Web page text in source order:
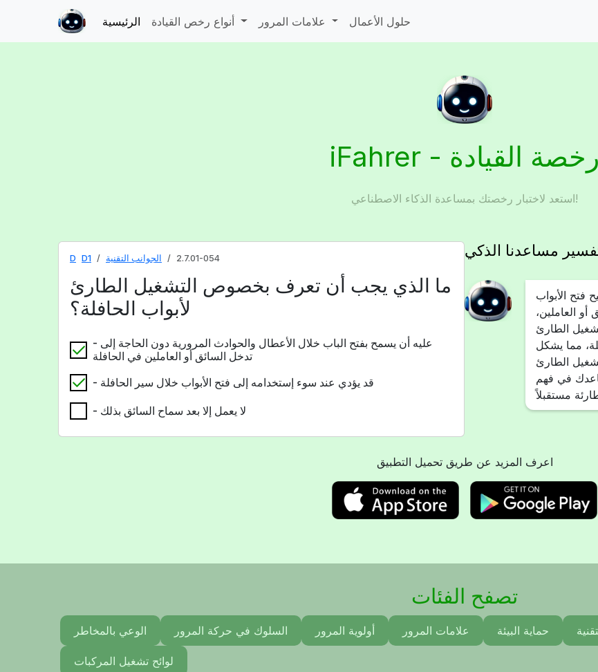
الرئيسية حلول الأعمال
iFahrer - رخصة القيادة
استعد لاختبار رخصتك بمساعدة الذكاء الاصطناعي!
D D1 الجوانب التقنية 2.7.01-054
ما الذي يجب أن تعرف بخصوص التشغيل الطارئ
لأبواب الحافلة؟
- عليه أن يسمح بفتح الباب خلال الأعطال والحوادث المرورية دون الحاجة إلى
تدخل السائق أو العاملين في الحافلة
- قد يؤدي عند سوء إستخدامه إلى فتح الأبواب خلال سير الحافلة
- لا يعمل إلا بعد سماح السائق بذلك
مساعدنا الذكي
فتح الأبواب
العاملين،
الطارئ
مما يشكل
الطارئ
في فهم
اعرف المزيد عن طريق تحميل التطبيق
تصفح الفئات
الوعي بالمخاطر السلوك في حركة المرور أولوية المرور علامات المرور حماية البيئة
لوائح تشغيل المركبات